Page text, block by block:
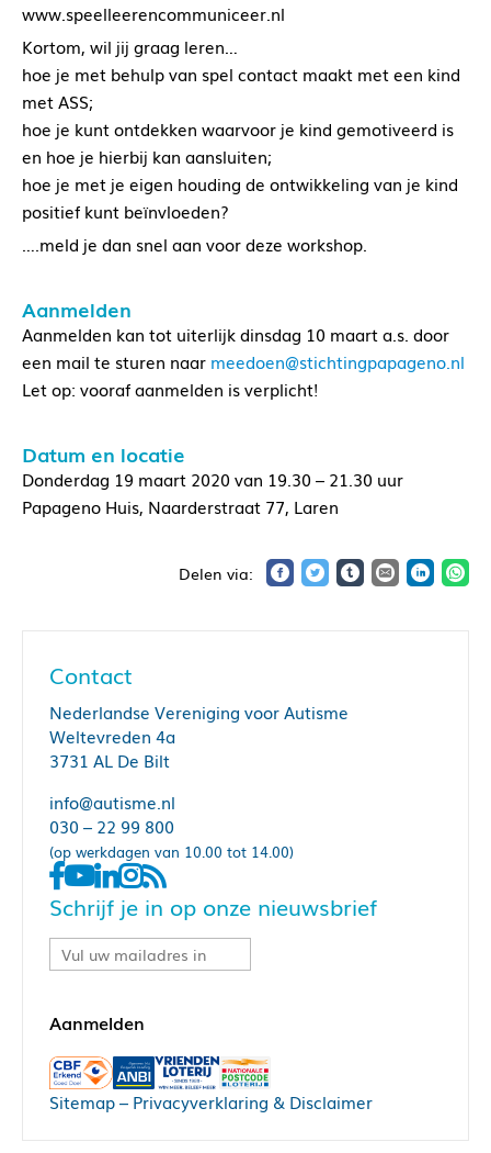
www.speelleerencommuniceer.nl
Kortom, wil jij graag leren…
hoe je met behulp van spel contact maakt met een kind
met ASS;
hoe je kunt ontdekken waarvoor je kind gemotiveerd is
en hoe je hierbij kan aansluiten;
hoe je met je eigen houding de ontwikkeling van je kind
positief kunt beïnvloeden?
….meld je dan snel aan voor deze workshop.
Aanmelden
Aanmelden kan tot uiterlijk dinsdag 10 maart a.s. door
een mail te sturen naar meedoen@stichtingpapageno.nl
Let op: vooraf aanmelden is verplicht!
Datum en locatie
Donderdag 19 maart 2020 van 19.30 – 21.30 uur
Papageno Huis, Naarderstraat 77, Laren
Contact
Nederlandse Vereniging voor Autisme
Weltevreden 4a
3731 AL De Bilt
info@autisme.nl
030 – 22 99 800
(op werkdagen van 10.00 tot 14.00)
Schrijf je in op onze nieuwsbrief
Sitemap– Privacyverklaring & Disclaimer